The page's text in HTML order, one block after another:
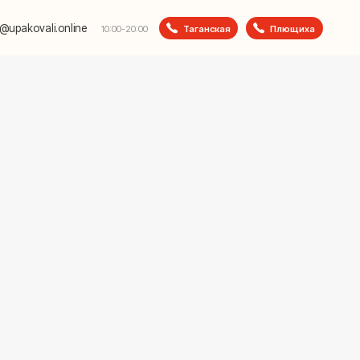
10:00-20:00 Таганская Плющиха